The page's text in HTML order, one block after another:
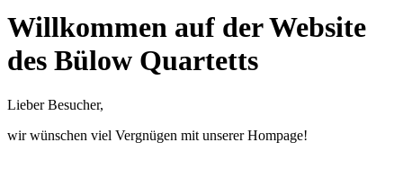
Willkommen auf der Website
des Bülow Quartetts
Lieber Besucher,
wir wünschen viel Vergnügen mit unserer Hompage!